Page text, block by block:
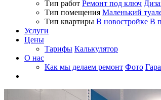
Тип работ Ремонт под ключ
Тип помещения Маленький
Тип квартиры В новостройке В
Услуги
Цены
Тарифы Калькулятор
О нас
Как мы делаем ремонт Фото